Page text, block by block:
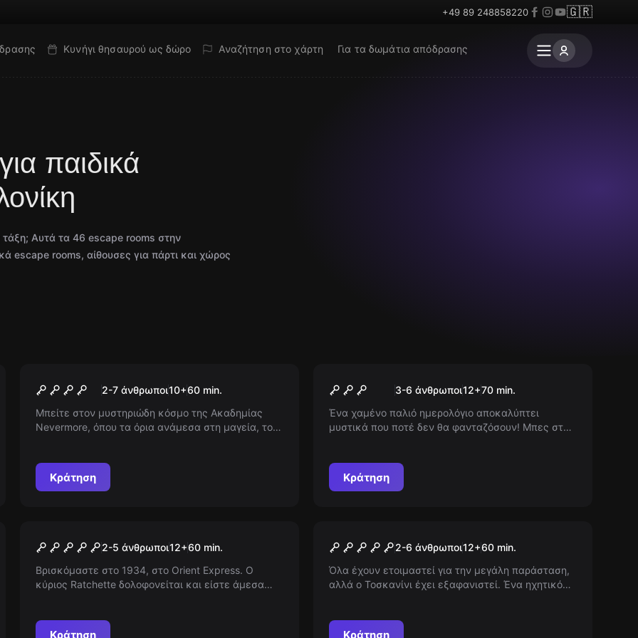
+49 89 248858220 🇬🇷
Κυνήγι θησαυρού ως δώρο Αναζήτηση στο χάρτη Για τα δωμάτια απόδρασης
παιδικά
τάξη; Αυτά τα 46 escape rooms στην
escape rooms, αίθουσες για πάρτι και χώρος
Νέος
Σκιές του Nevermore
2-7 άνθρωποι10+60 min.
Μπείτε στον μυστηριώδη κόσμο της Ακαδημίας
Nevermore, όπου τα όρια ανάμεσα στη μαγεία, το
χαρίσματα να λύσει παλιά μυστήρια και να
απελευθερώσει τη μαγεία.
Κράτηση
Νέος
Τα Χριστουγεννιάτικα Χρονικά
3-6 άνθρωποι12+70 min.
Ένα χαμένο παλιό ημερολόγιο αποκαλύπτει
μυστικά που ποτέ δεν θα φανταζόσουν! Μπες στον
Θα μπορέσεις να αποκαλύψεις την αλήθεια πριν
εξαφανιστεί για πάντα;
Κράτηση
Orient Express
2-5 άνθρωποι12+60 min.
Βρισκόμαστε στο 1934, στο Orient Express. Ο
κύριος Ratchette δολοφονείται και είστε άμεσα
απόδρασης!
Κράτηση
The Missing Maestro
2-6 άνθρωποι12+60 min.
Όλα έχουν ετοιμαστεί για την μεγάλη παράσταση,
αλλά ο Τοσκανίνι έχει εξαφανιστεί. Ένα ηχητικό
Κράτηση